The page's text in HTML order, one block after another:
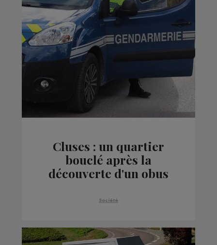
Cluses : un quartier
bouclé après la
découverte d'un obus
Société